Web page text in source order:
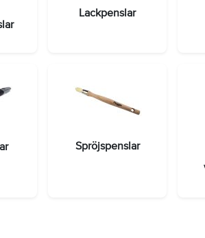
Lackpenslar
Spröjspenslar